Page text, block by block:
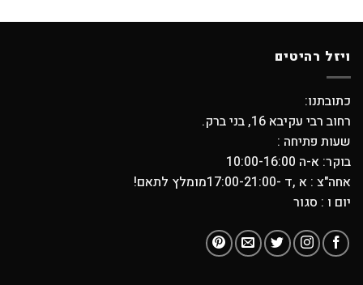
ויזל רהיטים
כתובתנו:
רחוב רבי עקיבא 16, בני ברק.
שעות פתיחה :
בוקר: א-ה 10:00-16:00
אחה"צ : א ,ד -17:00-21:00מומלץ לתאם!
יום ו : סגור